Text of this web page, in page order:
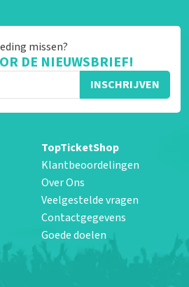
missen?
DE NIEUWSBRIEF!
INSCHRIJVEN
TopTicketShop
Klantbeoordelingen
Over Ons
Veelgestelde vragen
Contactgegevens
Goede doelen